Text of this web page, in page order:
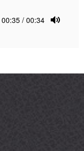
Current
00:35 / 00:34